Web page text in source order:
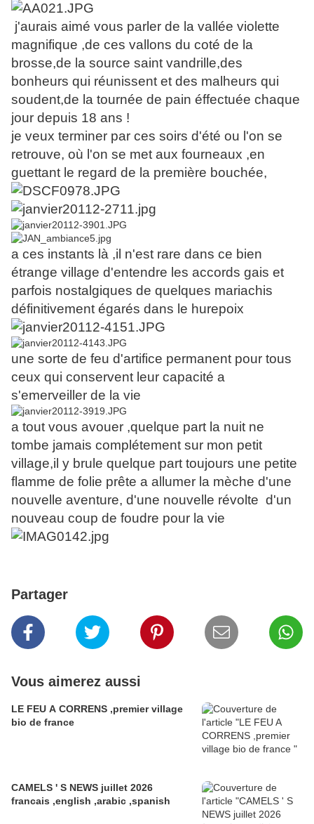
j'aurais aimé vous parler de la vallée violette
magnifique ,de ces vallons du coté de la
brosse,de la source saint vandrille,des
bonheurs qui réunissent et des malheurs qui
soudent,de la tournée de pain éffectuée chaque
jour depuis 18 ans !
je veux terminer par ces soirs d'été ou l'on se
retrouve, où l'on se met aux fourneaux ,en
guettant le regard de la première bouchée,
a ces instants là ,il n'est rare dans ce bien
étrange village d'entendre les accords gais et
parfois nostalgiques de quelques mariachis
définitivement égarés dans le hurepoix
une sorte de feu d'artifice permanent pour tous
ceux qui conservent leur capacité a
s'emerveiller de la vie
a tout vous avouer ,quelque part la nuit ne
tombe jamais complétement sur mon petit
village,il y brule quelque part toujours une petite
flamme de folie prête a allumer la mèche d'une
nouvelle aventure, d'une nouvelle révolte d'un
nouveau coup de foudre pour la vie
Partager
Vous aimerez aussi
LE FEU A CORRENS ,premier village
bio de france
CAMELS ' S NEWS juillet 2026
francais ,english ,arabic ,spanish